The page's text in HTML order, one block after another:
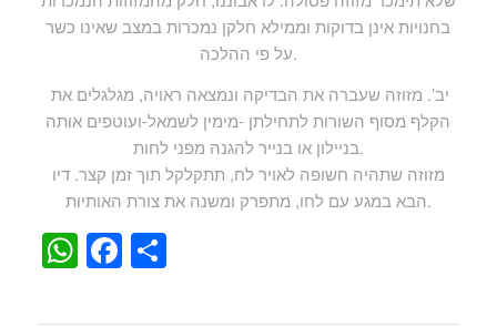
בחנויות אינן בדוקות וממילא חלקן נמכרות במצב שאינו כשר
על פי ההלכה.
יב’. מזוזה שעברה את הבדיקה ונמצאה ראויה, מגלגלים את
הקלף מסוף השורות לתחילתן -מימין לשמאל-ועוטפים אותה
בניילון או בנייר להגנה מפני לחות.
מזוזה שתהיה חשופה לאויר לח, תתקלקל תוך זמן קצר. דיו
הבא במגע עם לחו, מתפרק ומשנה את צורת האותיות.
WhatsApp
Facebook
Share